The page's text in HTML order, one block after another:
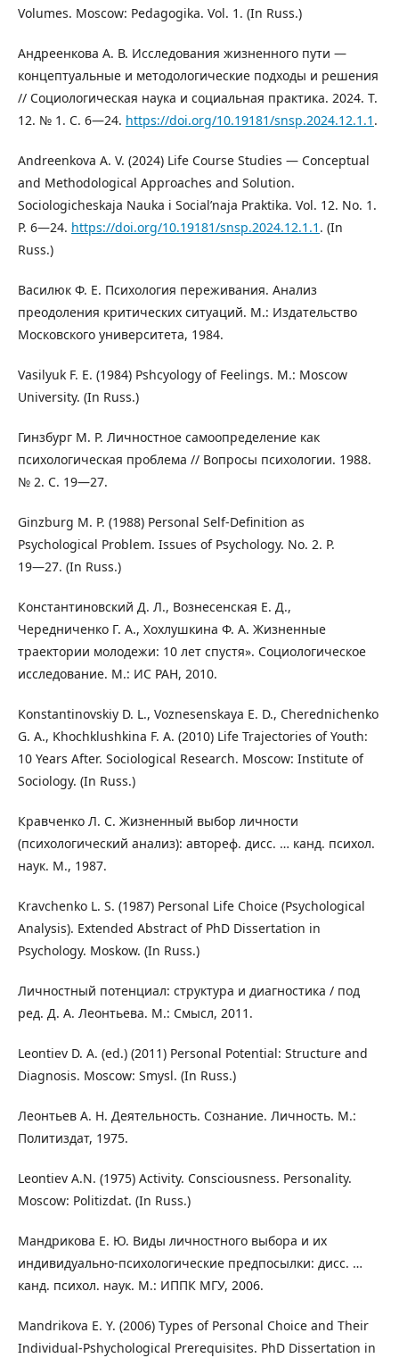
Volumes. Moscow: Pedagogika. Vol. 1. (In Russ.)
Андреенкова А. В. Исследования жизненного пути ―
концептуальные и методологические подходы и решения
// Социологическая наука и социальная практика. 2024. Т.
12. № 1. С. 6―24. https://doi.org/10.19181/snsp.2024.12.1.1 .
Andreenkova A. V. (2024) Life Course Studies ― Conceptual
and Methodological Approaches and Solution.
Sociologicheskaja Nauka i Social’naja Praktika. Vol. 12. No. 1.
P. 6―24. https://doi.org/10.19181/snsp.2024.12.1.1 . (In
Russ.)
Василюк Ф. Е. Психология переживания. Анализ
преодоления критических ситуаций. М.: Издательство
Московского университета, 1984.
Vasilyuk F. E. (1984) Pshcyology of Feelings. M.: Moscow
University. (In Russ.)
Гинзбург М. Р. Личностное самоопределение как
психологическая проблема // Вопросы психологии. 1988.
№ 2. С. 19―27.
Ginzburg M. P. (1988) Personal Self-Definition as
Psychological Problem. Issues of Psychology. No. 2. P.
19―27. (In Russ.)
Константиновский Д. Л., Вознесенская Е. Д.,
Чередниченко Г. А., Хохлушкина Ф. А. Жизненные
траектории молодежи: 10 лет спустя». Социологическое
исследование. М.: ИС РАН, 2010.
Konstantinovskiy D. L., Voznesenskaya E. D., Cherednichenko
G. A., Khochklushkina F. A. (2010) Life Trajectories of Youth:
10 Years After. Sociological Research. Moscow: Institute of
Sociology. (In Russ.)
Кравченко Л. С. Жизненный выбор личности
(психологический анализ): автореф. дисс. … канд. психол.
наук. М., 1987.
Kravchenko L. S. (1987) Personal Life Choice (Psychological
Analysis). Extended Abstract of PhD Dissertation in
Psychology. Moskow. (In Russ.)
Личностный потенциал: структура и диагностика / под
ред. Д. А. Леонтьева. М.: Смысл, 2011.
Leontiev D. A. (ed.) (2011) Personal Potential: Structure and
Diagnosis. Moscow: Smysl. (In Russ.)
Леонтьев А. Н. Деятельность. Сознание. Личность. М.:
Политиздат, 1975.
Leontiev A.N. (1975) Activity. Consciousness. Personality.
Moscow: Politizdat. (In Russ.)
Мандрикова Е. Ю. Виды личностного выбора и их
индивидуально-психологические предпосылки: дисс. …
канд. психол. наук. М.: ИППК МГУ, 2006.
Mandrikova E. Y. (2006) Types of Personal Choice and Their
Individual-Pshychological Prerequisites. PhD Dissertation in